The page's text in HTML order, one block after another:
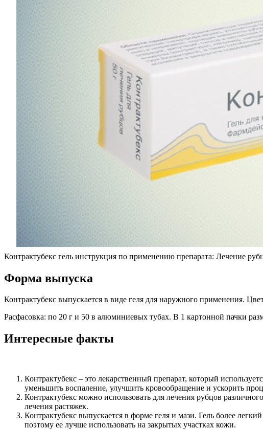
Контрактубекс гель инструкция по применению препарата: Лечение
Форма выпуска
Контрактубекс выпускается в виде геля для наружного применения.
Расфасовка: по 20 г и 50 в алюминиевых тубах. В 1 картонной пачки
Интересные факты
Контрактубекс – это лекарственный препарат, который
уменьшить воспаление, улучшить кровообращение и ускорить
Контрактубекс можно использовать для лечения рубцов
лечения растяжек.
Контрактубекс выпускается в форме геля и мази. Гель более
поэтому ее лучше использовать на закрытых участках кожи.